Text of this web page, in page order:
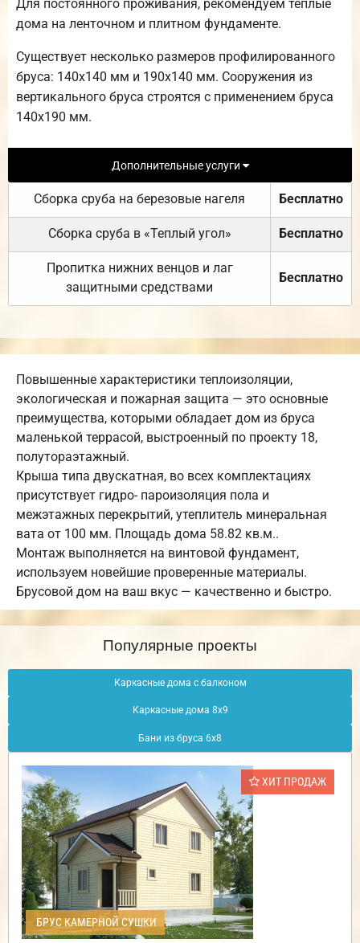
Для постоянного проживания, рекомендуем теплые
дома на ленточном и плитном фундаменте.
Существует несколько размеров профилированного
бруса: 140х140 мм и 190х140 мм. Сооружения из
вертикального бруса строятся с применением бруса
140х190 мм.
Дополнительные услуги
Сборка сруба на березовые нагеля Бесплатно
Сборка сруба в «Теплый угол» Бесплатно
Пропитка нижних венцов и лаг
защитными средствами
Бесплатно
Повышенные характеристики теплоизоляции,
экологическая и пожарная защита — это основные
преимущества, которыми обладает дом из бруса
маленькой террасой, выстроенный по проекту 18,
полутораэтажный.
Крыша типа двускатная, во всех комплектациях
присутствует гидро- пароизоляция пола и
межэтажных перекрытий, утеплитель минеральная
вата от 100 мм. Площадь дома 58.82 кв.м..
Монтаж выполняется на винтовой фундамент,
используем новейшие проверенные материалы.
Брусовой дом на ваш вкус — качественно и быстро.
Популярные проекты
Каркасные дома с балконом
Каркасные дома 8х9
Бани из бруса 6х8
ХИТ ПРОДАЖ
БРУС КАМЕРНОЙ СУШКИ